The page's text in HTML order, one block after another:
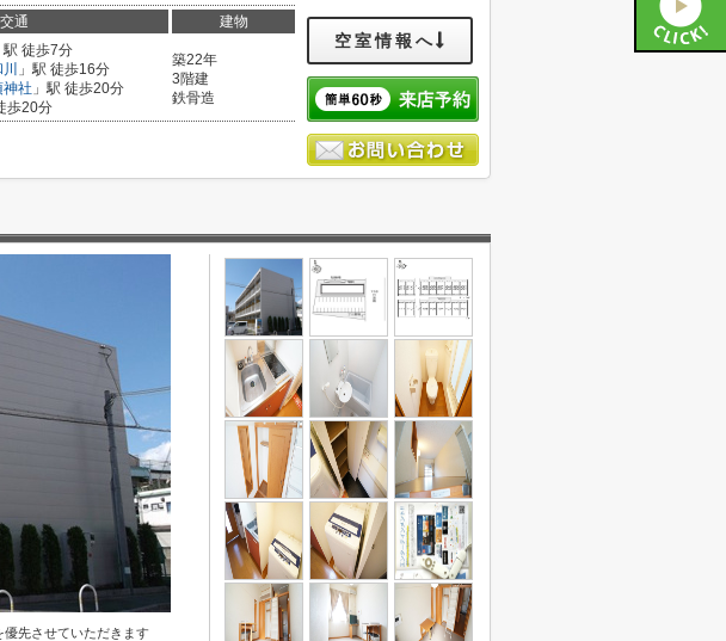
交通 建物
駅 徒歩7分
」駅 徒歩16分
神社 」駅 徒歩20分
歩20分
築22年
3階建
鉄骨造
空室情報へ
先させていただきます